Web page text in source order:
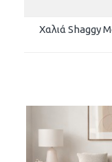
Χαλιά Shaggy